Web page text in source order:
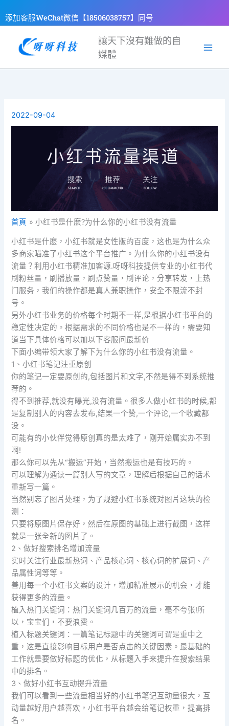
至
容
添加客服WeChat微信【18506038757】同号
讓天下沒有難做的自
媒體
2022-09-04
首頁 小红书是什麽?为什么你的小红书没有流量
小红书是什麽，小红书就是女性版的百度，这也是为什么众
多商家瞄准了小红书这个平台推广。为什么你的小红书没有
流量？利用小红书精准加客源.呀呀科技提供专业的小红书代
刷粉丝量，刷播放量，刷点赞量，刷评论，分享转发，上热
门服务，我们的操作都是真人兼职操作，安全不限流不封
号。
另外小红书业务的价格每个时期不一样,是根据小红书平台的
稳定性决定的。根据需求的不同价格也是不一样的，需要知
道当下具体价格可以加以下客服问最新价
下面小编带领大家了解下为什么你的小红书没有流量。
1、小红书笔记注重原创
你的笔记一定要原创的,包括图片和文字,不然是得不到系统推
荐的。
得不到推荐,就没有曝光,没有流量。很多人做小红书的时候,都
是复制别人的内容去发布,结果一个赞,一个评论,一个收藏都
没。
可能有的小伙伴觉得原创真的是太难了，刚开始属实办不到
啊!
那么你可以先从“搬运”开始，当然搬运也是有技巧的。
可以理解为通读一篇别人写的文章，理解后根据自己的话术
重新写一篇。
当然别忘了图片处理，为了规避小红书系统对图片这块的检
测：
只要将原图片保存好，然后在原图的基础上进行截图，这样
就是一张全新的图片了。
2、做好搜索排名增加流量
实时关注行业最新热词、产品核心词、核心词的扩展词、产
品属性词等等。
善用每一个小红书文案的设计，增加精准展示的机会，才能
获得更多的流量。
植入热门关键词：热门关键词几百万的流量，毫不夸张!所
以，宝宝们，不要浪费。
植入标题关键词：一篇笔记标题中的关键词可谓是重中之
重，这是直接影响目标用户是否点击的关键因素。最基础的
工作就是要做好标题的优化，从标题入手来提升在搜索结果
中的排名。
3、做好小红书互动提升流量
我们可以看到一些流量相当好的小红书笔记互动量很大，互
动量越好用户越喜欢，小红书平台越会给笔记权重，提高排
名。